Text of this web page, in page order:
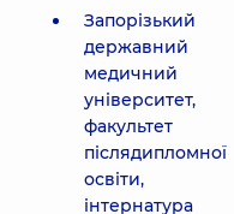
Запорізький
державний
медичний
університет,
факультет
післядипломної
освіти,
інтернатура